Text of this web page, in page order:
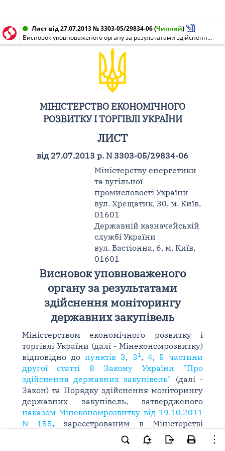
Лист від 27.07.2013 № 3303-05/29834-06(Чинний)
Висновок уповноваженого органу за результатами здійснення моніторингу державних закупівель
МІНІСТЕРСТВО ЕКОНОМІЧНОГО
РОЗВИТКУ І ТОРГІВЛІ УКРАЇНИ
ЛИСТ
від 27.07.2013 р. N 3303-05/29834-06
Міністерству енергетики
та вугільної
промисловості України
вул. Хрещатик, 30, м. Київ,
01601
Державній казначейській
службі України
вул. Бастіонна, 6, м. Київ,
01601
Висновок уповноваженого
органу за результатами
здійснення моніторингу
державних закупівель
Міністерством економічного розвитку і
торгівлі України (далі - Мінекономрозвитку)
відповідно допунктів 3, 31, 4, 5 частини
другої статті 8 Закону України "Про
здійснення державних закупівель" (далі -
Закон) та Порядку здійснення моніторингу
державних закупівель, затвердженого
наказом Мінекономрозвитку від 19.10.2011
N 155, зареєстрованим в Міністерстві
юстиції України 01.12.2011 за N 1377/20115
(далі - Порядок), проведено моніторинг